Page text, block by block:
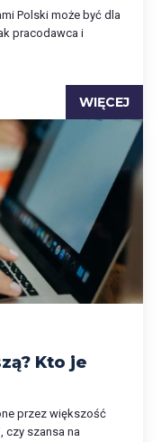
Polski może być dla
pracodawca i
WIĘCEJ
Kto je
przez większość
czy szansa na